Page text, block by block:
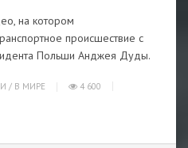
на котором
происшествие с
Польши Анджея Дуды.
/ В МИРЕ
4 600